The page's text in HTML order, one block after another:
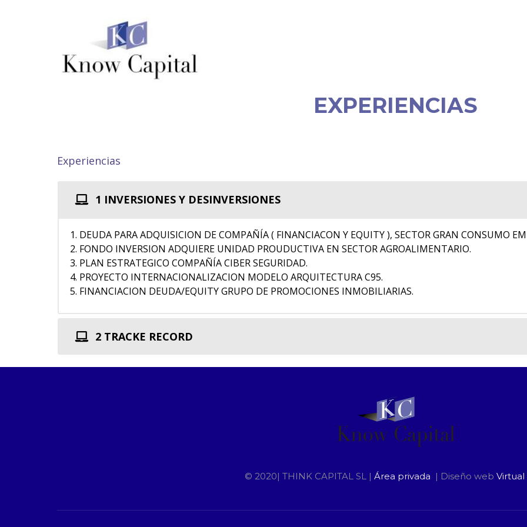
EXPERIENCIAS
Experiencias
1 INVERSIONES Y DESINVERSIONES
DEUDA PARA ADQUISICION DE COMPAÑÍA ( FINANCIACON Y EQUITY ), SECTOR GRAN CONSUMO
FONDO INVERSION ADQUIERE UNIDAD PROUDUCTIVA EN SECTOR AGROALIMENTARIO.
PLAN ESTRATEGICO COMPAÑÍA CIBER SEGURIDAD.
PROYECTO INTERNACIONALIZACION MODELO ARQUITECTURA C95.
FINANCIACION DEUDA/EQUITY GRUPO DE PROMOCIONES INMOBILIARIAS.
2 TRACKE RECORD
© 2020| THINK CAPITAL SL | Área privada | Diseño web Virtual